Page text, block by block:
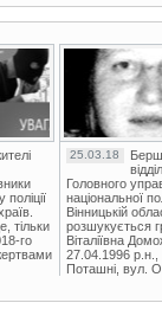
тільки
го
25.03.18
Головного
національної
Вінницькій
розшукується
Віталіївна
27.04.1996 р.н.,
Поташні, вул.